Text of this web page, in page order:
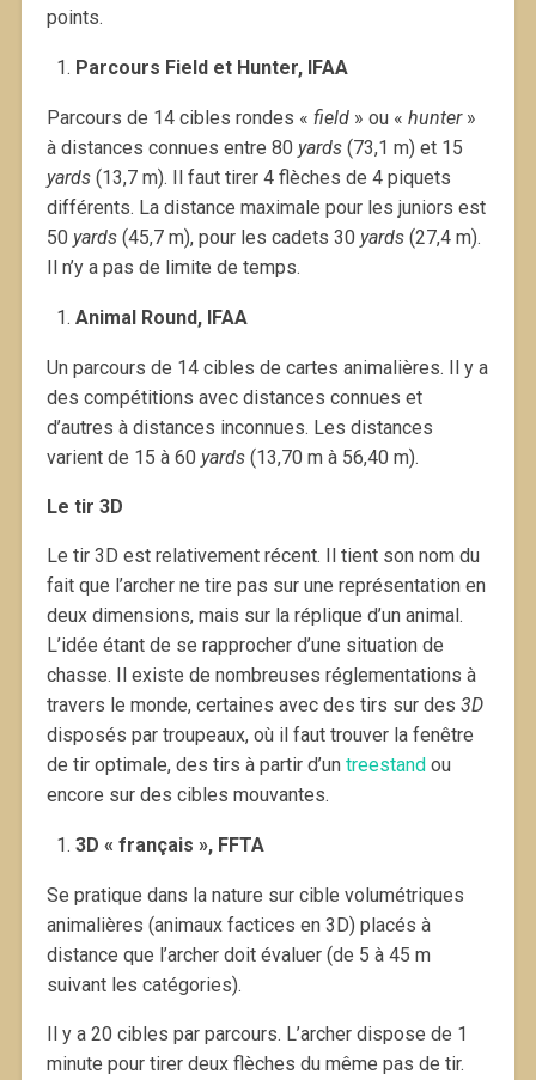
points.
Parcours Field et Hunter, IFAA
Parcours de 14 cibles rondes « field» ou « hunter»
à distances connues entre 80 yards(73,1 m) et 15
yards(13,7 m). Il faut tirer 4 flèches de 4 piquets
différents. La distance maximale pour les juniors est
50 yards(45,7 m), pour les cadets 30 yards(27,4 m).
Il n’y a pas de limite de temps.
Animal Round, IFAA
Un parcours de 14 cibles de cartes animalières. Il y a
des compétitions avec distances connues et
d’autres à distances inconnues. Les distances
varient de 15 à 60 yards(13,70 m à 56,40 m).
Le tir 3D
Le tir 3D est relativement récent. Il tient son nom du
fait que l’archer ne tire pas sur une représentation en
deux dimensions, mais sur la réplique d’un animal.
L’idée étant de se rapprocher d’une situation de
chasse. Il existe de nombreuses réglementations à
travers le monde, certaines avec des tirs sur des 3D
disposés par troupeaux, où il faut trouver la fenêtre
de tir optimale, des tirs à partir d’un treestandou
encore sur des cibles mouvantes.
3D « français », FFTA
Se pratique dans la nature sur cible volumétriques
animalières (animaux factices en 3D) placés à
distance que l’archer doit évaluer (de 5 à 45 m
suivant les catégories).
Il y a 20 cibles par parcours. L’archer dispose de 1
minute pour tirer deux flèches du même pas de tir.